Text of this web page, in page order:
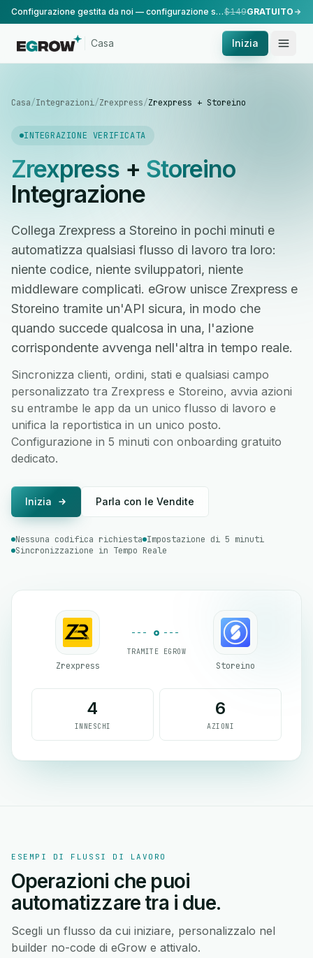
Configurazione gestita da noi — configurazione standard, eseguita dal nostro team.$149GRATUITO
Casa Inizia
Casa/Integrazioni/Zrexpress/Zrexpress + Storeino
INTEGRAZIONE VERIFICATA
Zrexpress+ Storeino
Integrazione
Collega Zrexpress a Storeino in pochi minuti e
automatizza qualsiasi flusso di lavoro tra loro:
niente codice, niente sviluppatori, niente
middleware complicati. eGrow unisce Zrexpress e
Storeino tramite un'API sicura, in modo che
quando succede qualcosa in una, l'azione
corrispondente avvenga nell'altra in tempo reale.
Sincronizza clienti, ordini, stati e qualsiasi campo
personalizzato tra Zrexpress e Storeino, avvia azioni
su entrambe le app da un unico flusso di lavoro e
unifica la reportistica in un unico posto.
Configurazione in 5 minuti con onboarding gratuito
dedicato.
Inizia Parla con le Vendite
Nessuna codifica richiesta Impostazione di 5 minuti
Sincronizzazione in Tempo Reale
Zrexpress
TRAMITE EGROW
Storeino
4
INNESCHI
6
AZIONI
ESEMPI DI FLUSSI DI LAVORO
Operazioni che puoi
automatizzare tra i due.
Scegli un flusso da cui iniziare, personalizzalo nel
builder no-code di eGrow e attivalo.